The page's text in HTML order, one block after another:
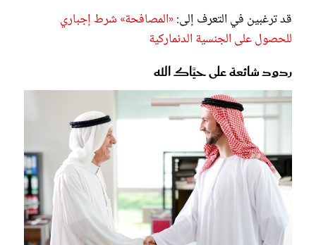
قد ترغبين في التعرف إلى:«المصافحة» شرط إجباري
للحصول على الجنسية الدنماركية
ردود شائعة على حيَّاك الله